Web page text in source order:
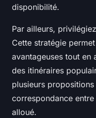
disponibilité.
Par ailleurs,
Cette stratégie
avantageuses tout en
des itinéraires
plusieurs
correspondance
alloué.